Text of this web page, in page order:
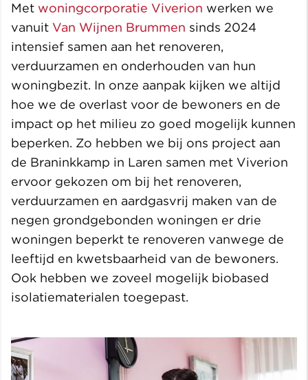
Met woningcorporatie Viverion werken we
vanuit Van Wijnen Brummen sinds 2024
intensief samen aan het renoveren,
verduurzamen en onderhouden van hun
woningbezit. In onze aanpak kijken we altijd
hoe we de overlast voor de bewoners en de
impact op het milieu zo goed mogelijk kunnen
beperken. Zo hebben we bij ons project aan
de Braninkkamp in Laren samen met Viverion
ervoor gekozen om bij het renoveren,
verduurzamen en aardgasvrij maken van de
negen grondgebonden woningen er drie
woningen beperkt te renoveren vanwege de
leeftijd en kwetsbaarheid van de bewoners.
Ook hebben we zoveel mogelijk biobased
isolatiematerialen toegepast.